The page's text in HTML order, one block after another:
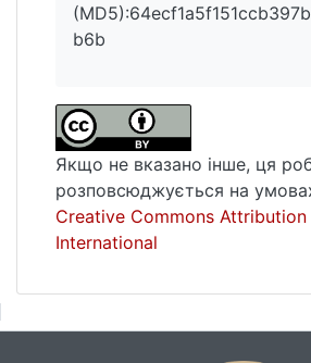
b6b
Якщо не вказано інше, ця
розповсюджується на умовах
Creative Commons Attribution
International